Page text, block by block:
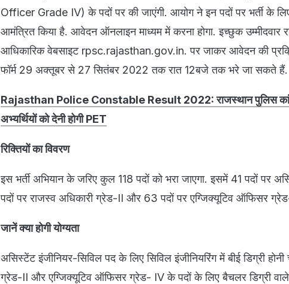
Officer Grade IV) के पदों पर की जाएंगी. आयोग ने इन पदों पर भर्ती के
आमंत्रित किया है. आवेदन ऑनलाइन माध्यम में करना होगा. इच्छुक उम्मीदवार
आधिकारिक वेबसाइट rpsc.rajasthan.gov.in. पर जाकर आवेदन की
फॉर्म 29 अक्तूबर से 27 सितंबर 2022 तक रात 12बजे तक भरे जा सकते हैं.
Rajasthan Police Constable Result 2022: राजस्थान पुलिस
अभ्यर्थियों को देनी होगी PET
रिक्तियों का विवरण
इस भर्ती अभियान के जरिए कुल 118 पदों को भरा जाएगा. इसमें 41 पदों पर
पदों पर राजस्व अधिकारी ग्रेड-II और 63 पदों पर एग्जिक्यूटिव ऑफिसर ग्रेड-
जानें क्या होगी योग्यता
असिस्टेंट इंजीनियर-सिविल पद के लिए सिविल इंजीनियरिंग में बीई डिग्री होनी
ग्रेड-II और एग्जिक्यूटिव ऑफिसर ग्रेड- IV के पदों के लिए बैचलर डिग्री